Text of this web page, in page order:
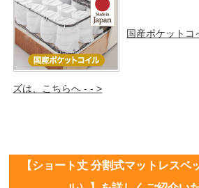
国産ポケットコ
ズは、こちらへ - - >
【ショート丈 分割式マットレスベ